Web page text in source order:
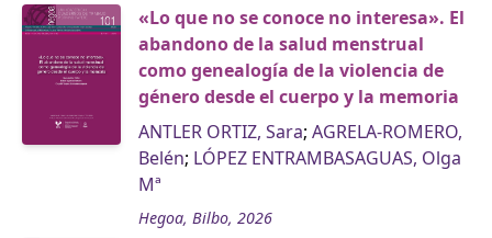
«Lo que no se conoce no interesa». El
abandono de la salud menstrual
como genealogía de la violencia de
género desde el cuerpo y la memoria
ANTLER ORTIZ, Sara; AGRELA-ROMERO,
Belén; LÓPEZ ENTRAMBASAGUAS, Olga
Mª
Hegoa, Bilbo, 2026